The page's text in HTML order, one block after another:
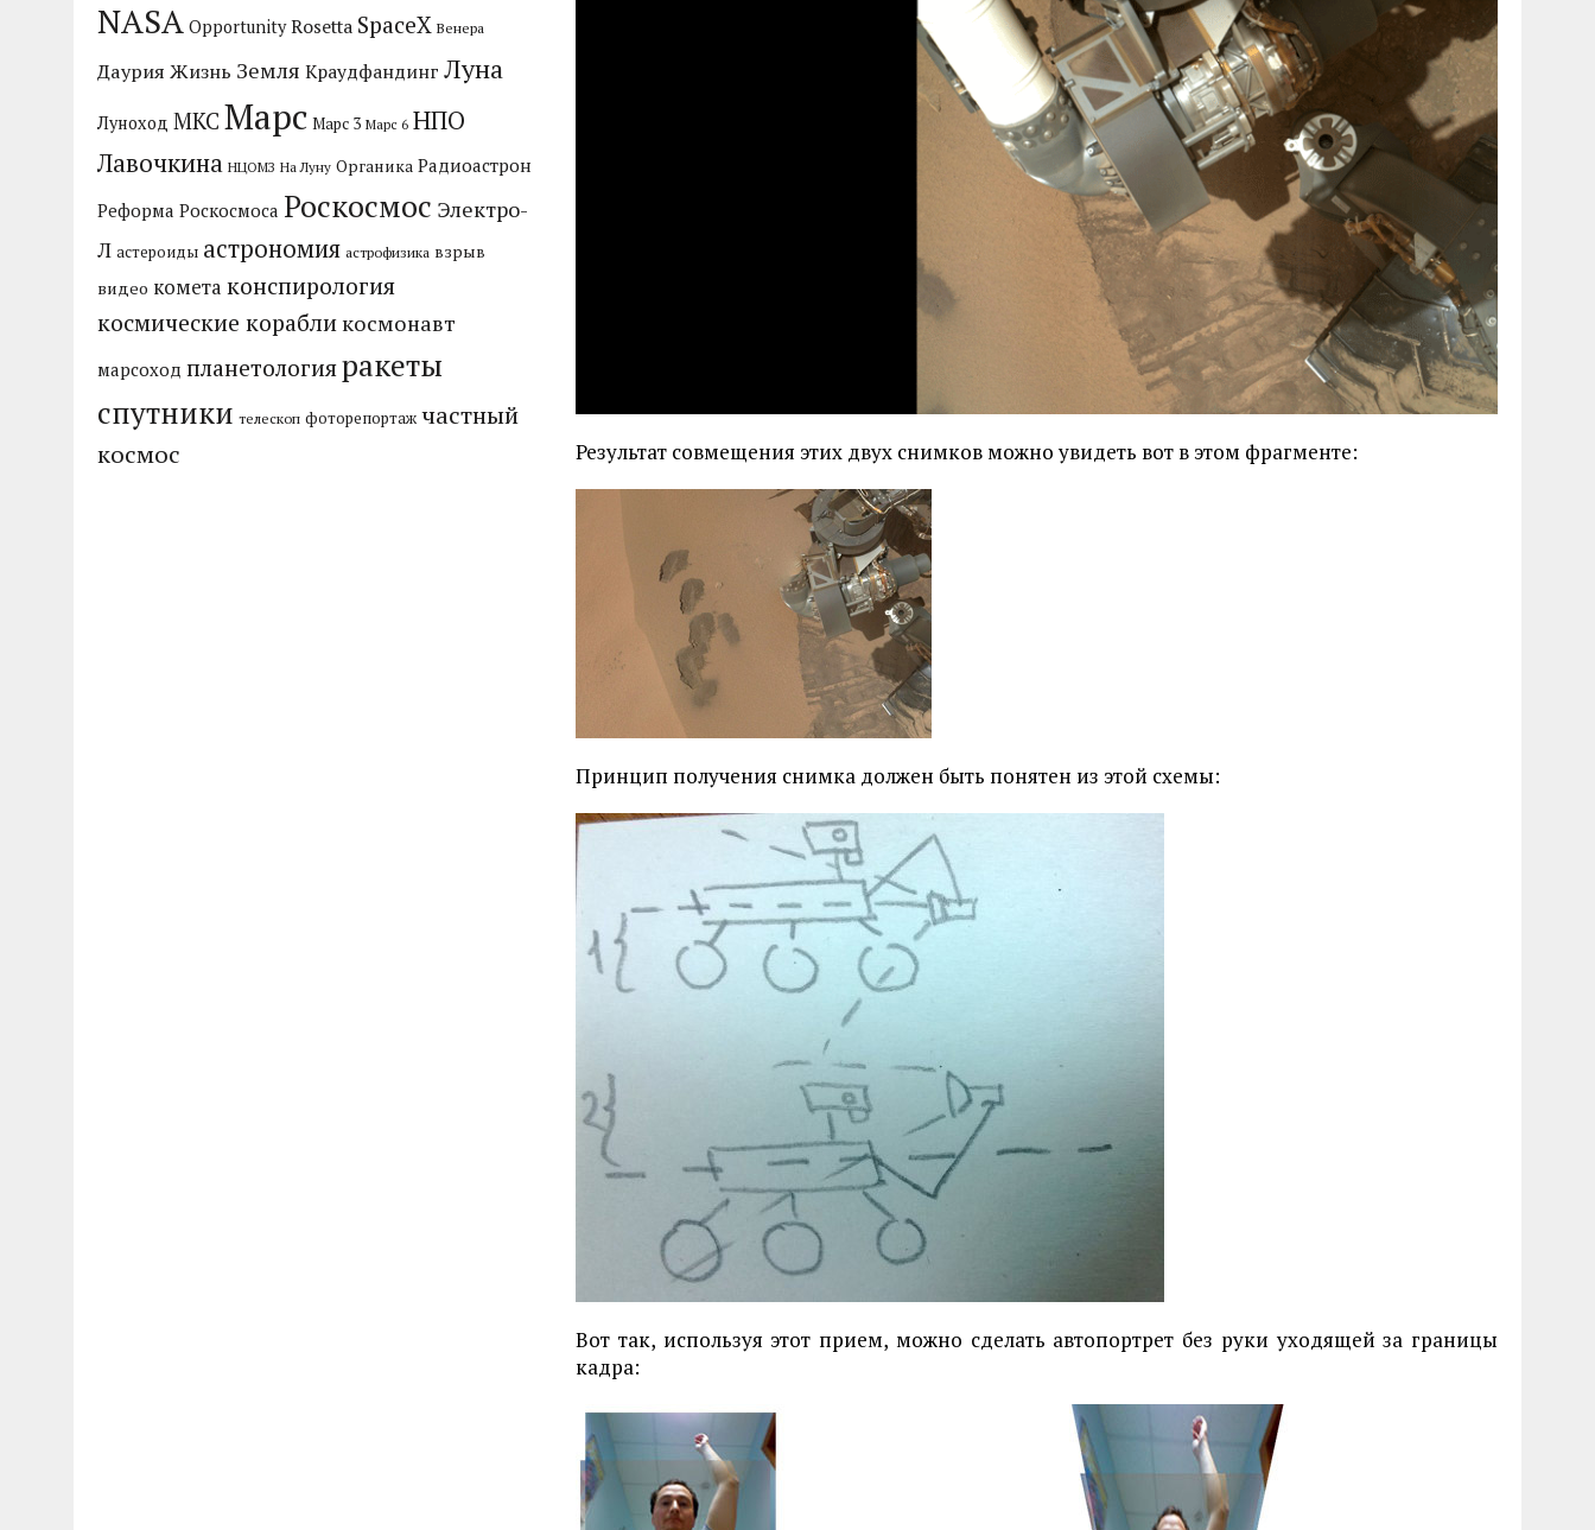
Результат совмещения этих двух снимков можно увидеть вот в этом фрагменте:
Принцип получения снимка должен быть понятен из этой схемы:
Вот так, используя этот прием, можно сделать автопортрет без руки уходящей за границы
кадра:
NASA Opportunity Rosetta SpaceX Венера
Даурия Жизнь Земля Краудфандинг Луна
Луноход МКС Марс Марс 3 Марс 6 НПО
Лавочкина НЦОМЗ На Луну Органика Радиоастрон
Реформа Роскосмоса Роскосмос Электро-
Л астероиды астрономия астрофизика взрыв
видео комета конспирология
космические корабликосмонавт
марсоход планетологияракеты
спутники телескоп фоторепортаж частный
космос